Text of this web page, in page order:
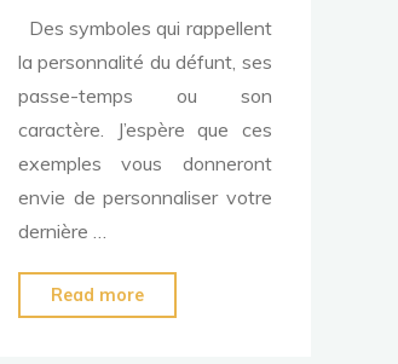
Des symboles qui rappellent
la personnalité du défunt, ses
passe-temps ou son
caractère. J’espère que ces
exemples vous donneront
envie de personnaliser votre
dernière …
Read more